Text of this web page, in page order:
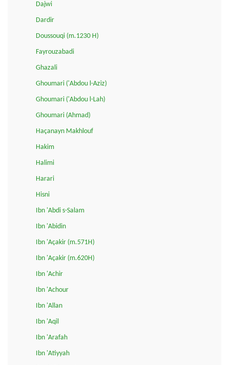
Dajwi
Dardir
Doussouqi (m.1230 H)
Fayrouzabadi
Ghazali
Ghoumari ('Abdou l-Aziz)
Ghoumari ('Abdou l-Lah)
Ghoumari (Ahmad)
Haçanayn Makhlouf
Hakim
Halimi
Harari
Hisni
Ibn 'Abdi s-Salam
Ibn 'Abidin
Ibn 'Açakir (m.571H)
Ibn 'Açakir (m.620H)
Ibn 'Achir
Ibn 'Achour
Ibn 'Allan
Ibn 'Aqil
Ibn 'Arafah
Ibn 'Atiyyah